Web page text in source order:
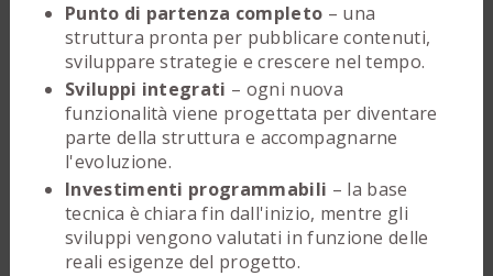
Punto di partenza completo – una
struttura pronta per pubblicare contenuti,
sviluppare strategie e crescere nel tempo.
Sviluppi integrati – ogni nuova
funzionalità viene progettata per diventare
parte della struttura e accompagnarne
l'evoluzione.
Investimenti programmabili – la base
tecnica è chiara fin dall'inizio, mentre gli
sviluppi vengono valutati in funzione delle
reali esigenze del progetto.